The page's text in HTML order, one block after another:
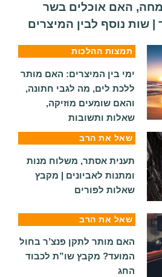
האם אוכלים בשר
שות נוסף לבין המיצרים
תמצות ההלכות
ימי בין המיצרים: האם מותר
ללכת לים, מה לגבי חתונה,
והאם שומעים מוזיקה,
שאלות ותשובות
שאל את הרב
תענית אסתר, משלוח מנות
ומתנות לאביונים | מקבץ
שאלות לפורים
שאל את הרב
האם מותר לתקן פנצ’ר בחול
המועד? מקבץ שו”ת לכבוד
החג